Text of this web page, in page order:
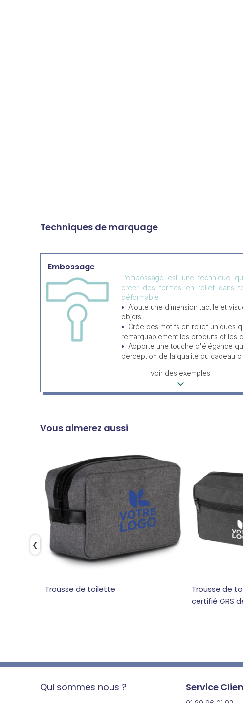
Techniques de marquage
Embossage
L’embossage est une technique
créer des formes en relief dans
déformable
Ajoute une dimension tactile et
objets
Crée des motifs en relief uniques
remarquablement les produits et les
Apporte une touche d'élégance
perception de la qualité du cadeau
voir des exemples
Vous aimerez aussi
Trousse de toilette
Trousse de
certifié GRS
❮
Qui sommes nous ? Service